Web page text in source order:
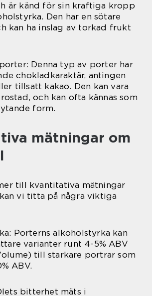
är känd för sin kraftiga kropp
Den har en sötare
kan ha inslag av torkad frukt
Denna typ av porter har
chokladkaraktär, antingen
tillsatt kakao. Den kan vara
och kan ofta kännas som
form.
mätningar om
till kvantitativa mätningar
vi titta på några viktiga
Porterns alkoholstyrka kan
varianter runt 4-5% ABV
till starkare portrar som
ABV.
bitterhet mäts i